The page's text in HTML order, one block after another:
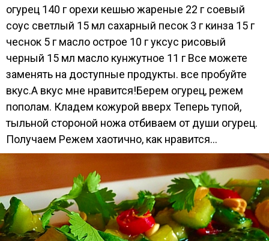
огурец 140 г орехи кешью жареные 22 г соевый
соус светлый 15 мл сахарный песок 3 г кинза 15 г
чеснок 5 г масло острое 10 г уксус рисовый
черный 15 мл масло кунжутное 11 г Все можете
заменять на доступные продукты. все пробуйте
вкус.А вкус мне нравится!Берем огурец, режем
пополам. Кладем кожурой вверх Теперь тупой,
тыльной стороной ножа отбиваем от души огурец.
Получаем Режем хаотично, как нравится...